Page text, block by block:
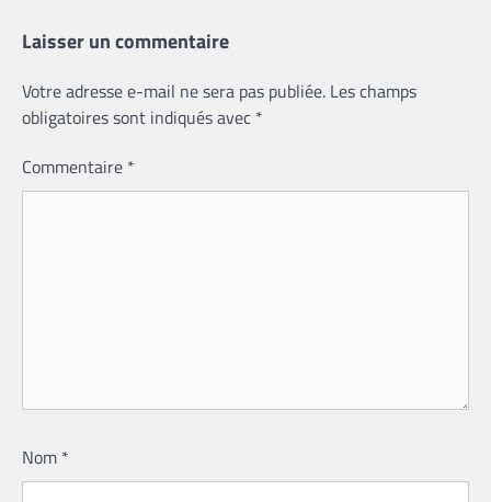
Laisser un commentaire
Votre adresse e-mail ne sera pas publiée. Les champs
obligatoires sont indiqués avec *
Commentaire *
Nom *